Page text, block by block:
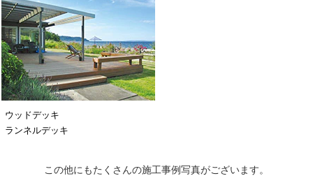
ウッドデッキ
ランネルデッキ
この他にもたくさんの施工事例写真がございます。